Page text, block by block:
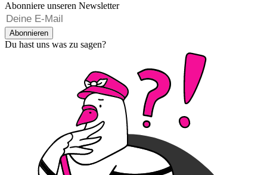
Abonniere unseren Newsletter
Abonnieren
Du hast uns was zu sagen?